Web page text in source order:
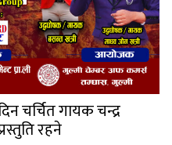
चर्चित गायक चन्द्र
रहने